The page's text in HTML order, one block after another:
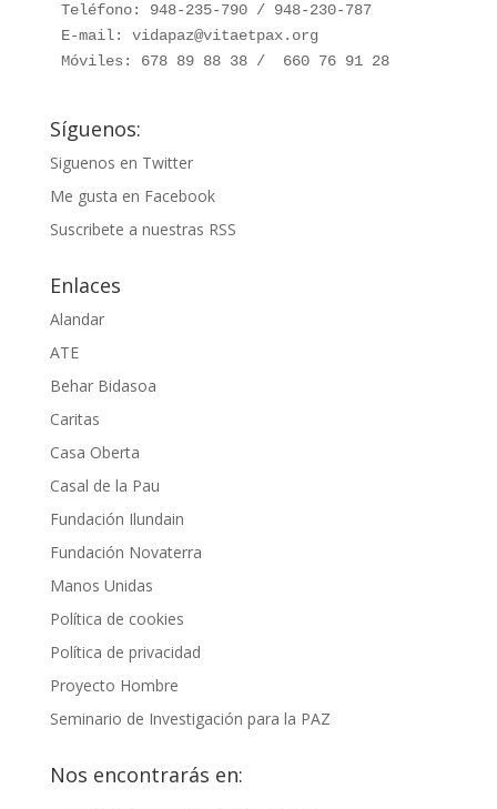
Teléfono: 948-235-790 / 948-230-787
E-mail: vidapaz@vitaetpax.org
Móviles: 678 89 88 38 /  660 76 91 28
Síguenos:
Siguenos en Twitter
Me gusta en Facebook
Suscribete a nuestras RSS
Enlaces
Alandar
ATE
Behar Bidasoa
Caritas
Casa Oberta
Casal de la Pau
Fundación Ilundain
Fundación Novaterra
Manos Unidas
Política de cookies
Política de privacidad
Proyecto Hombre
Seminario de Investigación para la PAZ
Nos encontrarás en: